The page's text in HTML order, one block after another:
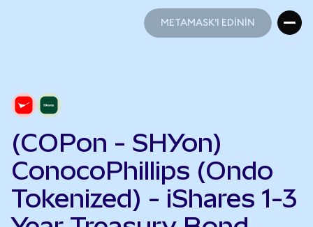
METAMASK'I EDİNİN
(COPon - SHYon)
ConocoPhillips (Ondo
Tokenized) - iShares 1-3